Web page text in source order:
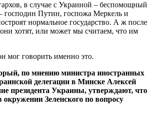
в случае с Украиной – беспомощный
господин Путин, госпожа Меркель и
нормальное государство. А ж после
они хотят, или может мы считаем, что им
мог говорить именно это.
по мнению министра иностранных
делегации в Минске Алексей
президента Украины, утверждают, что
Зеленского по вопросу